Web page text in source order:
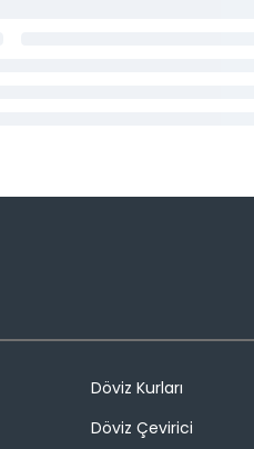
Döviz Kurları
Döviz Çevirici